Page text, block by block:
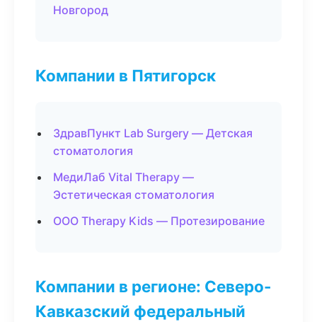
Новгород
Компании в Пятигорск
ЗдравПункт Lab Surgery — Детская
стоматология
МедиЛаб Vital Therapy —
Эстетическая стоматология
ООО Therapy Kids — Протезирование
Компании в регионе: Северо-
Кавказский федеральный